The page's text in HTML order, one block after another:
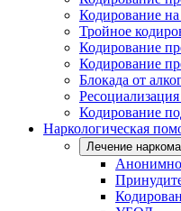
Кодирование на
Тройное
Кодирование
Кодирование
Блокада от
Кодирование
Наркологическая
Лечение